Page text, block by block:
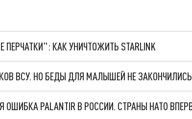
КАК УНИЧТОЖИТЬ STARLINK
ВСУ. НО БЕДЫ ДЛЯ МАЛЫШЕЙ НЕ ЗАКОНЧИЛИСЬ